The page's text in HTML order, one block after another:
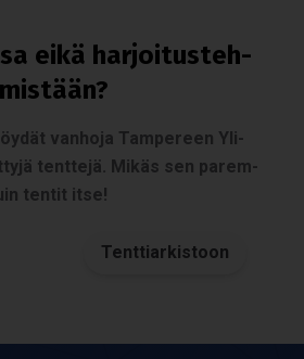
eikä har­joi­tus­teh­
van­hoja Tam­pe­reen Yli­
tent­tejä. Mikäs sen parem­
ten­tit itse!
Tenttiarkistoon